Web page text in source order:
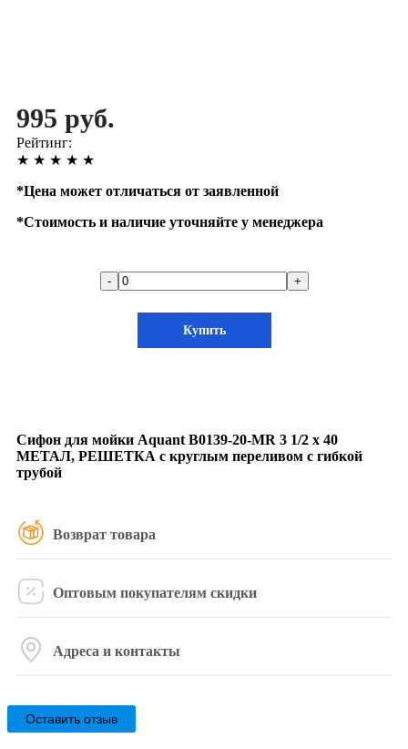
995 руб.
Рейтинг:
★ ★ ★ ★ ★
*Цена может отличаться от заявленной
*Стоимость и наличие уточняйте у менеджера
- +
Купить
Сифон для мойки Aquant B0139-20-MR 3 1/2 х 40
МЕТАЛ, РЕШЕТКА с круглым переливом с гибкой
трубой
Возврат товара
Оптовым покупателям скидки
Адреса и контакты
Оставить отзыв